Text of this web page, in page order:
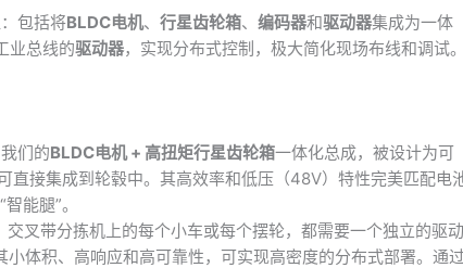
包括将BLDC电机、 行星齿轮箱、 编码器和驱动器集成为一体
业总线的驱动器，实现分布式控制，极大简化现场布线和调试
们的BLDC电机 + 高扭矩行星齿轮箱一体化总成，被设计为可
直接集成到轮毂中。其高效率和低压（48V）特性完美匹配电
能腿”。
交叉带分拣机上的每个小车或每个摆轮，都需要一个独立的驱动
小体积、高响应和高可靠性，可实现高密度的分布式部署。通